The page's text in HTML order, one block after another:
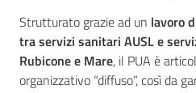
Strutturato grazie ad un lavoro
tra servizi sanitari AUSL e
Rubicone e Mare, il PUA è
organizzativo “diffuso”, così da